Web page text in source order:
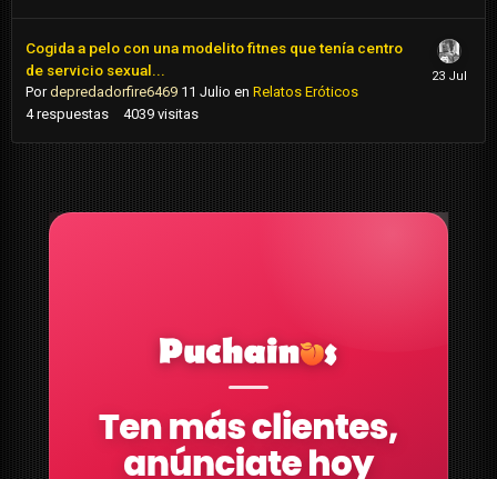
Cogida a pelo con una modelito fitnes que tenía centro
de servicio sexual...
Pordepredadorfire6469 11 Julio en Relatos Eróticos
4 respuestas 4039 visitas